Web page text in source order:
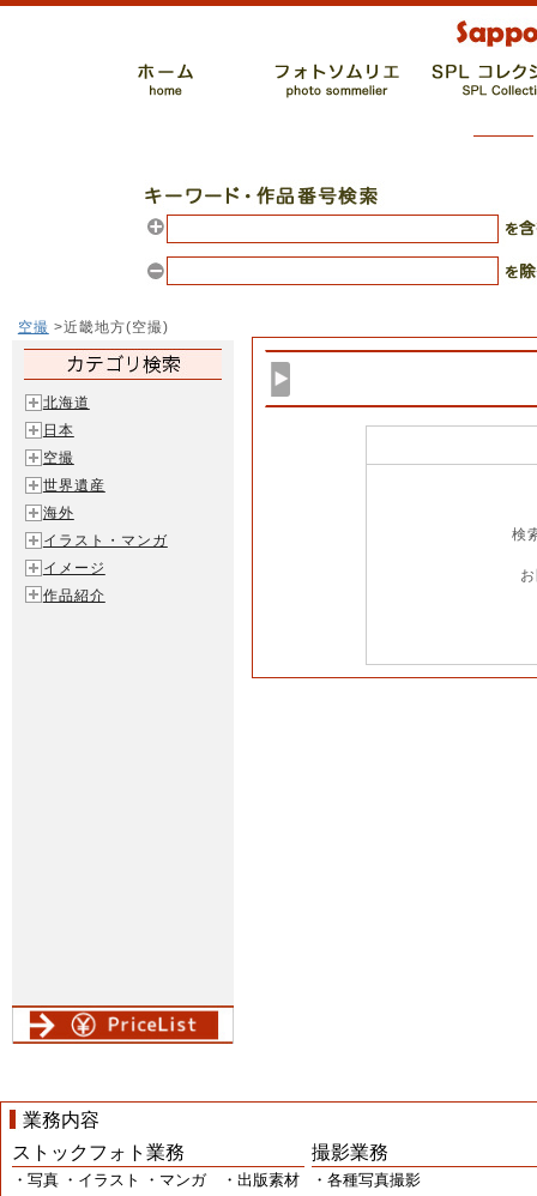
空撮 >近畿地方(空撮)
検
北海道
日本
空撮
世界遺産
海外
イラスト・マンガ
イメージ
作品紹介
業務内容
ストックフォト業務
・写真 ・イラスト ・マンガ ・出版素材
撮影業務
・各種写真撮影